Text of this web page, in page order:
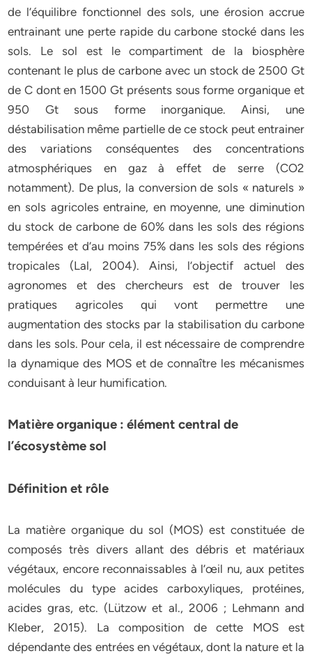
de l’équilibre fonctionnel des sols, une érosion accrue
entrainant une perte rapide du carbone stocké dans les
sols. Le sol est le compartiment de la biosphère
contenant le plus de carbone avec un stock de 2500 Gt
de C dont en 1500 Gt présents sous forme organique et
950 Gt sous forme inorganique. Ainsi, une
déstabilisation même partielle de ce stock peut entrainer
des variations conséquentes des concentrations
atmosphériques en gaz à effet de serre (CO2
notamment). De plus, la conversion de sols « naturels »
en sols agricoles entraine, en moyenne, une diminution
du stock de carbone de 60% dans les sols des régions
tempérées et d’au moins 75% dans les sols des régions
tropicales (Lal, 2004). Ainsi, l’objectif actuel des
agronomes et des chercheurs est de trouver les
pratiques agricoles qui vont permettre une
augmentation des stocks par la stabilisation du carbone
dans les sols. Pour cela, il est nécessaire de comprendre
la dynamique des MOS et de connaître les mécanismes
conduisant à leur humification.
Matière organique : élément central de
l’écosystème sol
Définition et rôle
La matière organique du sol (MOS) est constituée de
composés très divers allant des débris et matériaux
végétaux, encore reconnaissables à l’œil nu, aux petites
molécules du type acides carboxyliques, protéines,
acides gras, etc. (Lützow et al., 2006 ; Lehmann and
Kleber, 2015). La composition de cette MOS est
dépendante des entrées en végétaux, dont la nature et la